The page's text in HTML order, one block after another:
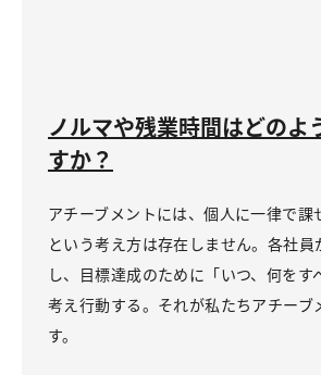
ノルマや残業時間はどのよ
すか？
アチーブメントには、個人に一律で課
という考え方は存在しません。各社員
し、目標達成のために「いつ、何をす
考え行動する。それが私たちアチーブ
す。